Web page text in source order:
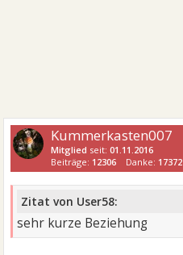
Kummerkasten007
Mitglied seit:01.11.2016
Beiträge: 12306 Danke: 17372
Zitat von User58:
sehr kurze Beziehung